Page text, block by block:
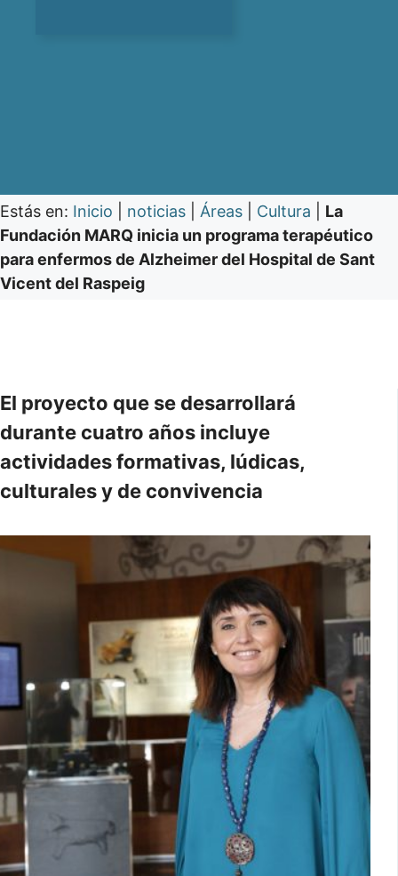
Estás en: Inicio noticias Áreas Cultura
La
Fundación MARQ inicia un programa terapéutico
para enfermos de Alzheimer del Hospital de Sant
Vicent del Raspeig
El proyecto que se desarrollará
durante cuatro años incluye
actividades formativas, lúdicas,
culturales y de convivencia